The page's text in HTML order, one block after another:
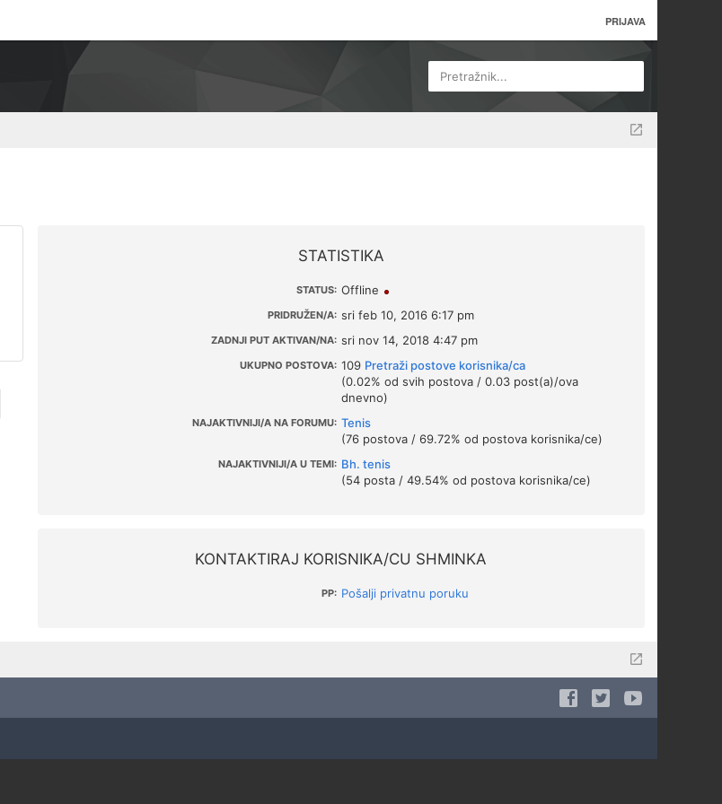
PRIJAVA
Pretražnik...
STATISTIKA
STATUS: Offline
PRIDRUŽEN/A: sri feb 10, 2016 6:17 pm
ZADNJI PUT AKTIVAN/NA: sri nov 14, 2018 4:47 pm
UKUPNO POSTOVA: 109 Pretraži postove korisnika/ca
(0.02% od svih postova / 0.03 post(a)/ova
dnevno)
NAJAKTIVNIJI/A NA FORUMU: Tenis
(76 postova / 69.72% od postova korisnika/ce)
NAJAKTIVNIJI/A U TEMI: Bh. tenis
(54 posta / 49.54% od postova korisnika/ce)
KONTAKTIRAJ KORISNIKA/CU SHMINKA
PP: Pošalji privatnu poruku